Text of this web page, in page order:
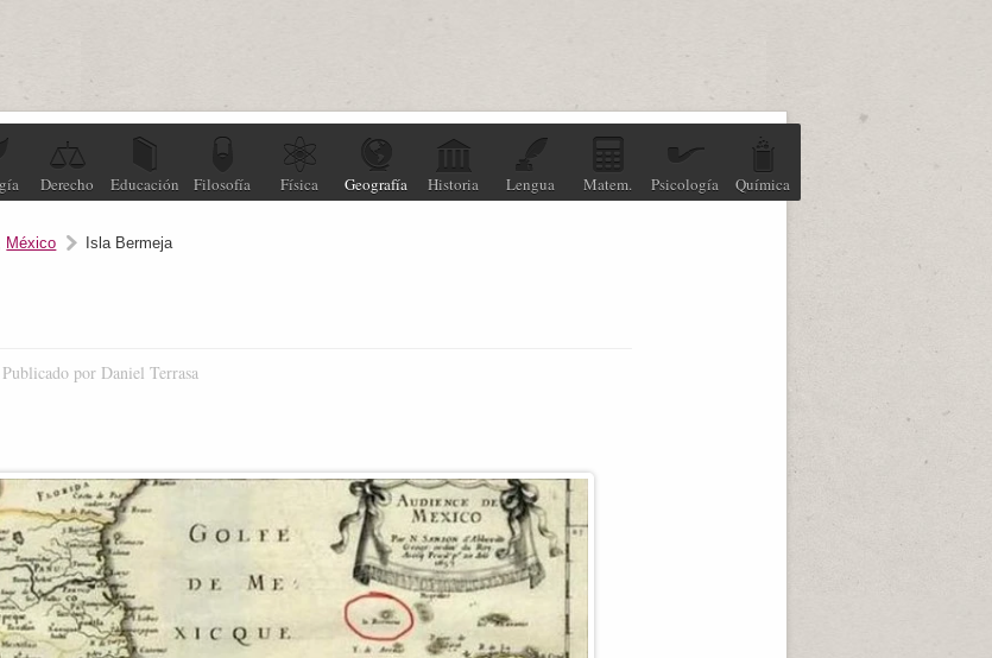
Derecho Educación Filosofía Física Geografía Historia Lengua Matem. Psicología Química
México Isla Bermeja
Publicado por Daniel Terrasa